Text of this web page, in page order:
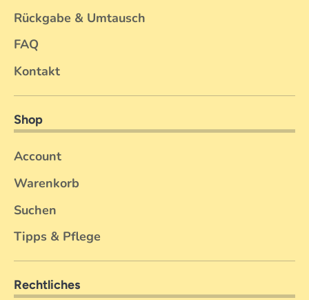
Rückgabe & Umtausch
FAQ
Kontakt
Shop
Account
Warenkorb
Suchen
Tipps & Pflege
Rechtliches